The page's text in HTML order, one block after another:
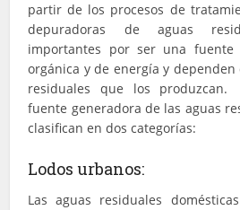
partir de los procesos de
depuradoras de aguas
importantes por ser una fuente
orgánica y de energía y
residuales que los
fuente generadora de las aguas
clasifican en dos categorías:
Lodos urbanos:
Las aguas residuales